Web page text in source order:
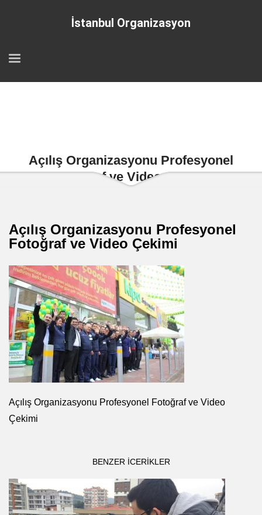
İstanbul Organizasyon
Açılış Organizasyonu Profesyonel
Fotoğraf ve Video Çekimi
Açılış Organizasyonu Profesyonel
Fotoğraf ve Video Çekimi
Açılış Organizasyonu Profesyonel Fotoğraf ve Video
Çekimi
BENZER ICERIKLER